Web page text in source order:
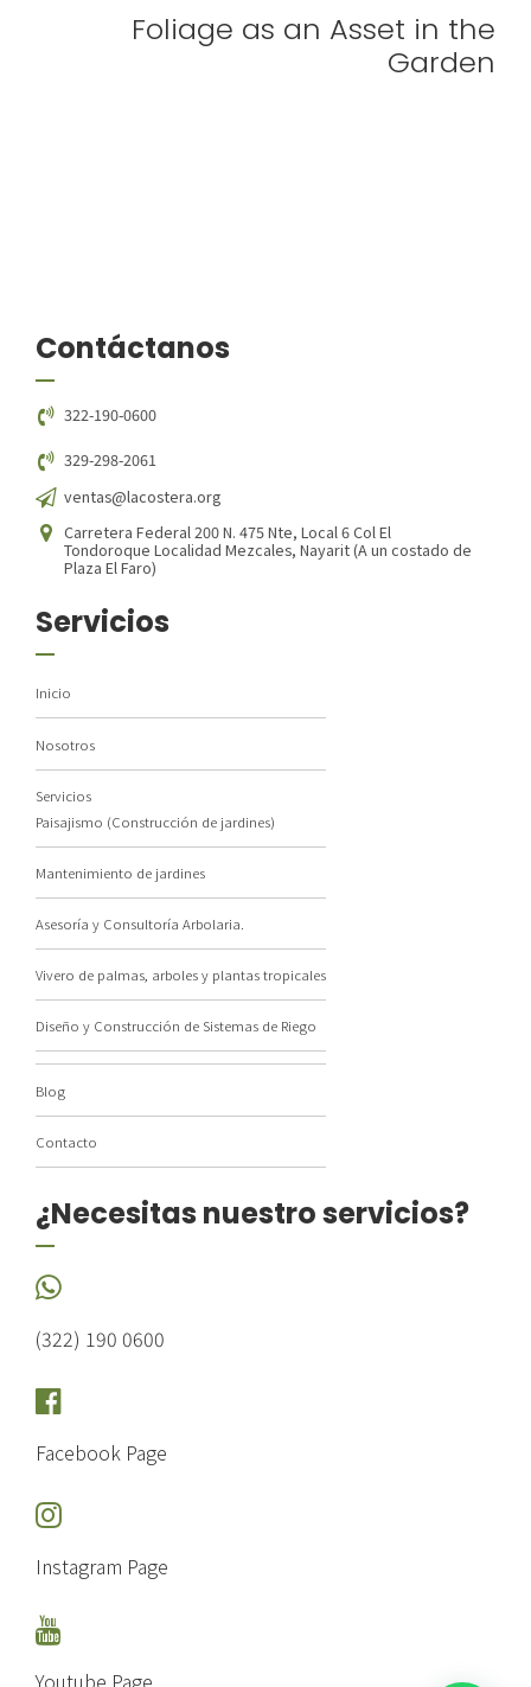
Foliage as an Asset in the
Garden
Contáctanos
322-190-0600
329-298-2061
ventas@lacostera.org
Carretera Federal 200 N. 475 Nte, Local 6 Col El
Tondoroque Localidad Mezcales, Nayarit (A un costado de
Plaza El Faro)
Servicios
Inicio
Nosotros
Servicios
Paisajismo (Construcción de jardines)
Mantenimiento de jardines
Asesoría y Consultoría Arbolaria.
Vivero de palmas, arboles y plantas tropicales
Diseño y Construcción de Sistemas de Riego
Blog
Contacto
¿Necesitas nuestro servicios?
(322) 190 0600
Facebook Page
Instagram Page
Youtube Page